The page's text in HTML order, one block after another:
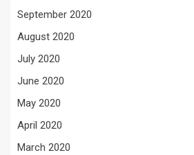
September 2020
August 2020
July 2020
June 2020
May 2020
April 2020
March 2020